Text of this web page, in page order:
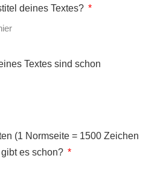
deines Textes?
Textes sind schon
(1 Normseite = 1500 Zeichen
es schon?